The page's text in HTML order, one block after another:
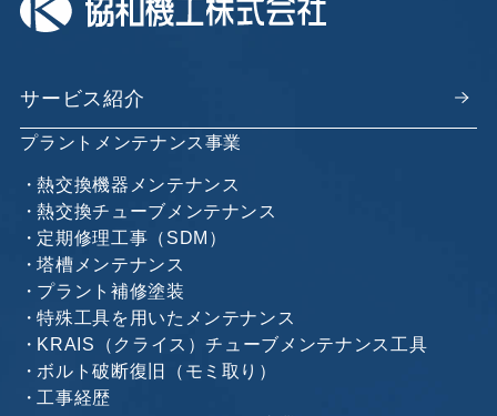
サービス紹介
プラントメンテナンス事業
熱交換機器メンテナンス
熱交換チューブメンテナンス
定期修理工事（SDM）
塔槽メンテナンス
プラント補修塗装
特殊工具を用いたメンテナンス
KRAIS（クライス）チューブメンテナンス工具
ボルト破断復旧（モミ取り）
工事経歴